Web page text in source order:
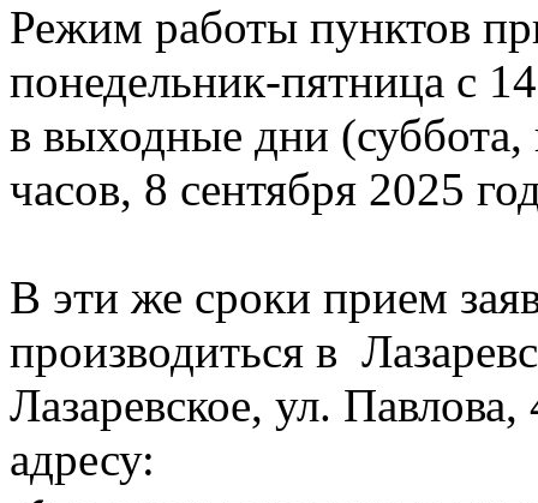
Режим работы пунктов
понедельник-пятница с
в выходные дни
часов, 8 сентября 2025
В эти же сроки прием
производиться в
Лазаревское, ул.
адресу: